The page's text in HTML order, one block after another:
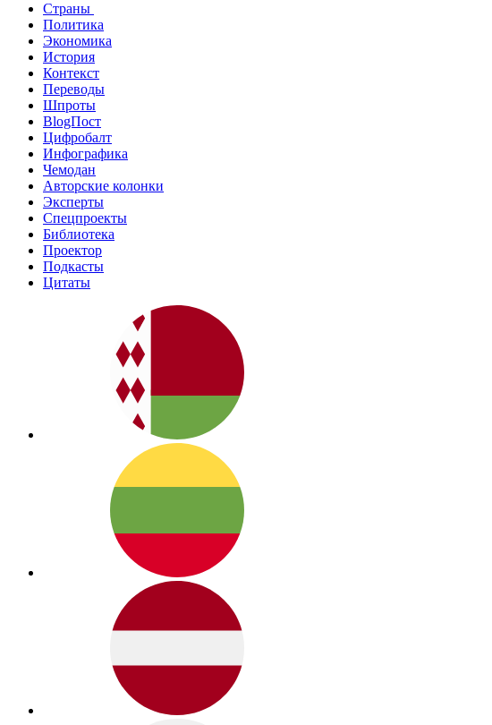
Страны
Политика
Экономика
История
Контекст
Переводы
Шпроты
BlogПост
Цифробалт
Инфографика
Чемодан
Авторские колонки
Эксперты
Спецпроекты
Библиотека
Проектор
Подкасты
Цитаты